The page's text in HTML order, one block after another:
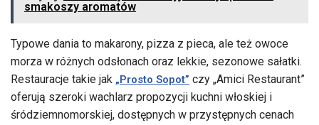
smakoszy aromatów
Typowe dania to makarony, pizza z pieca, ale też owoce
morza w różnych odsłonach oraz lekkie, sezonowe sałatki.
Restauracje takie jak „Prosto Sopot” czy „Amici Restaurant”
oferują szeroki wachlarz propozycji kuchni włoskiej i
śródziemnomorskiej, dostępnych w przystępnych cenach